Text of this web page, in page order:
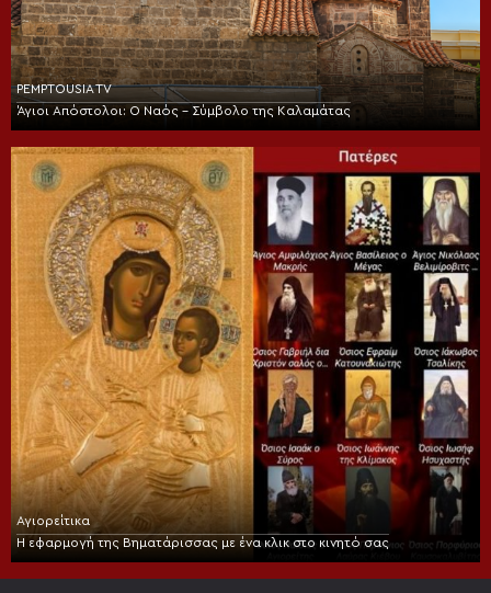
PEMPTOUSIA TV
Άγιοι Απόστολοι: Ο Ναός – Σύμβολο της Καλαμάτας
Αγιορείτικα
Η εφαρμογή της Βηματάρισσας με ένα κλικ στο κινητό σας